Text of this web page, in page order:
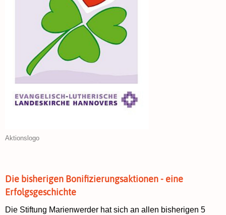
Aktionslogo
Die bisherigen Bonifizierungsaktionen - eine
Erfolgsgeschichte
Die Stiftung Marienwerder hat sich an allen bisherigen 5